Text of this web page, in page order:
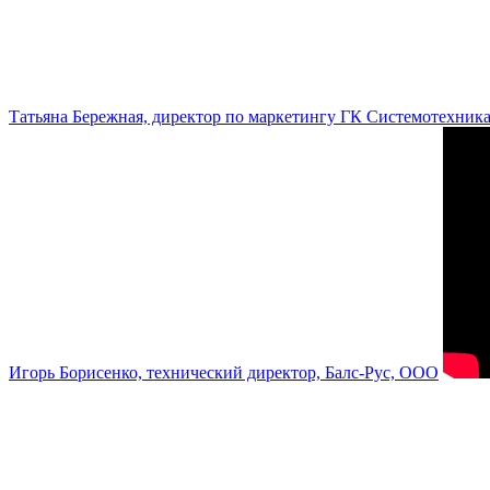
Татьяна Бережная, директор по маркетингу ГК Системотехника
Игорь Борисенко, технический директор, Балс-Рус, ООО